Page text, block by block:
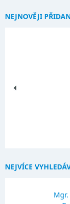
NEJNOVĚJI
NEJVÍCE
Mgr.